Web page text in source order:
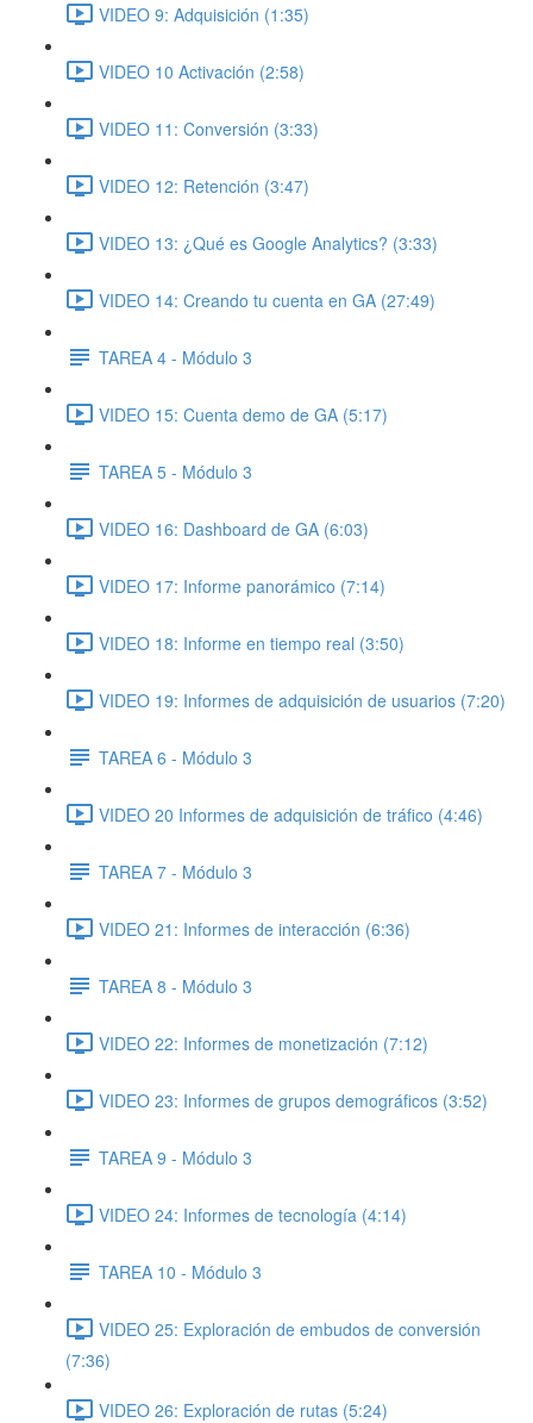
VIDEO 9: Adquisición (1:35)
VIDEO 10 Activación (2:58)
VIDEO 11: Conversión (3:33)
VIDEO 12: Retención (3:47)
VIDEO 13: ¿Qué es Google Analytics? (3:33)
VIDEO 14: Creando tu cuenta en GA (27:49)
TAREA 4 - Módulo 3
VIDEO 15: Cuenta demo de GA (5:17)
TAREA 5 - Módulo 3
VIDEO 16: Dashboard de GA (6:03)
VIDEO 17: Informe panorámico (7:14)
VIDEO 18: Informe en tiempo real (3:50)
VIDEO 19: Informes de adquisición de usuarios (7:20)
TAREA 6 - Módulo 3
VIDEO 20 Informes de adquisición de tráfico (4:46)
TAREA 7 - Módulo 3
VIDEO 21: Informes de interacción (6:36)
TAREA 8 - Módulo 3
VIDEO 22: Informes de monetización (7:12)
VIDEO 23: Informes de grupos demográficos (3:52)
TAREA 9 - Módulo 3
VIDEO 24: Informes de tecnología (4:14)
TAREA 10 - Módulo 3
VIDEO 25: Exploración de embudos de conversión
(7:36)
VIDEO 26: Exploración de rutas (5:24)